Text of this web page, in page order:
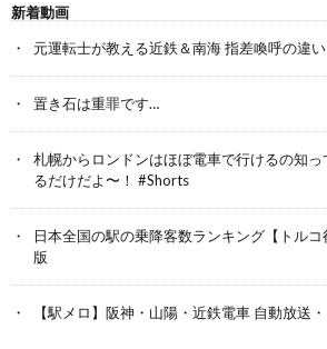
新着動画
元運転士が教える近鉄＆南海 指差喚呼の違
置き石は重罪です…
札幌からロンドンはほぼ電車で行けるの知
るだけだよ〜！ #Shorts
日本全国の駅の乗降客数ランキング【トル
版
【駅メロ】阪神・山陽・近鉄電車 自動放送